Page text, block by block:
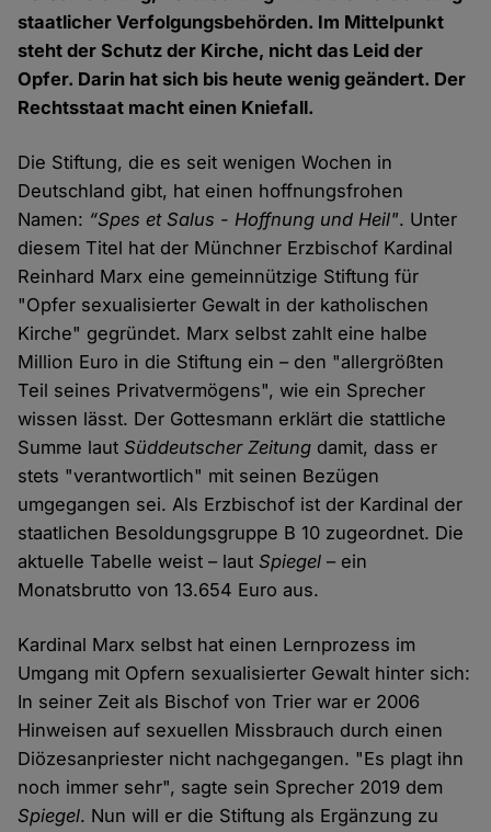
staatlicher Verfolgungsbehörden. Im Mittelpunkt
steht der Schutz der Kirche, nicht das Leid der
Opfer. Darin hat sich bis heute wenig geändert. Der
Rechtsstaat macht einen Kniefall.
Die Stiftung, die es seit wenigen Wochen in
Deutschland gibt, hat einen hoffnungsfrohen
Namen: “Spes et Salus - Hoffnung und Heil". Unter
diesem Titel hat der Münchner Erzbischof Kardinal
Reinhard Marx eine gemeinnützige Stiftung für
"Opfer sexualisierter Gewalt in der katholischen
Kirche" gegründet. Marx selbst zahlt eine halbe
Million Euro in die Stiftung ein – den "allergrößten
Teil seines Privatvermögens", wie ein Sprecher
wissen lässt. Der Gottesmann erklärt die stattliche
Summe lautSüddeutscher Zeitung damit, dass er
stets "verantwortlich" mit seinen Bezügen
umgegangen sei. Als Erzbischof ist der Kardinal der
staatlichen Besoldungsgruppe B 10 zugeordnet. Die
aktuelle Tabelle weist – lautSpiegel – ein
Monatsbrutto von 13.654 Euro aus.
Kardinal Marx selbst hat einen Lernprozess im
Umgang mit Opfern sexualisierter Gewalt hinter sich:
In seiner Zeit als Bischof von Trier war er 2006
Hinweisen auf sexuellen Missbrauch durch einen
Diözesanpriester nicht nachgegangen. "Es plagt ihn
noch immer sehr", sagte sein Sprecher 2019 dem
Spiegel. Nun will er die Stiftung als Ergänzung zu